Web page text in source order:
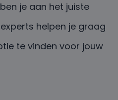
je aan het juiste
helpen je graag
te vinden voor jouw